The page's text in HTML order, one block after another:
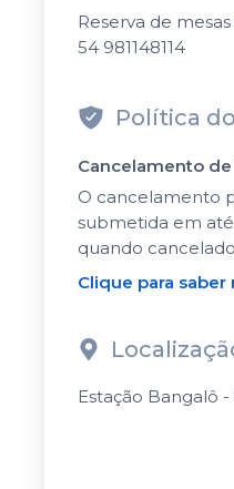
Reserva de
54 981148114
Política
Cancelamento
O cancelamento
submetida em
quando
Clique para saber
Estação Bangalô